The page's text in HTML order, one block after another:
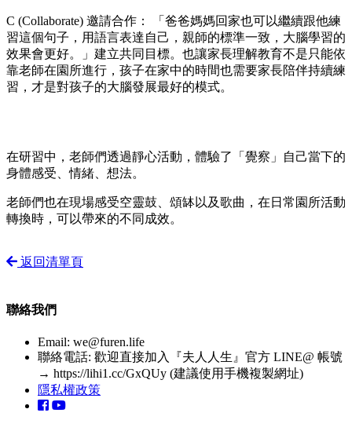
C (Collaborate) 邀請合作： 「爸爸媽媽回家也可以繼續跟他練
習這個句子，用語言表達自己，親師的標準一致，大腦學習的
效果會更好。」建立共同目標。也讓家長理解教育不是只能依
靠老師在園所進行，孩子在家中的時間也需要家長陪伴持續練
習，才是對孩子的大腦發展最好的模式。
在研習中，老師們透過靜心活動，體驗了「覺察」自己當下的
身體感受、情緒、想法。
老師們也在現場感受空靈鼓、頌缽以及歌曲，在日常園所活動
轉換時，可以帶來的不同成效。
返回清單頁
聯絡我們
Email: we@furen.life
聯絡電話: 歡迎直接加入『夫人人生』官方 LINE@ 帳號
→ https://lihi1.cc/GxQUy (建議使用手機複製網址)
隱私權政策